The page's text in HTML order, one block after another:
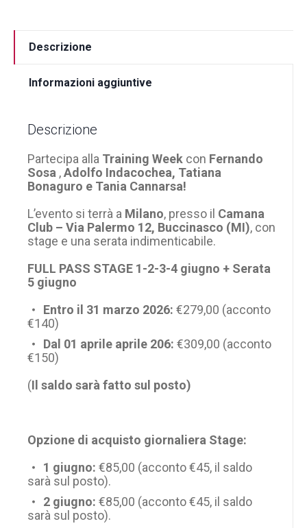
Descrizione
Informazioni aggiuntive
Descrizione
Partecipa alla Training Week con Fernando
Sosa ,Adolfo Indacochea, Tatiana
Bonaguro e Tania Cannarsa!
L’evento si terrà a Milano, presso il Camana
Club – Via Palermo 12, Buccinasco (MI), con
stage e una serata indimenticabile.
FULL PASS STAGE 1-2-3-4 giugno + Serata
5 giugno
Entro il 31 marzo 2026: €279,00 (acconto
€140)
Dal 01 aprile aprile 206: €309,00 (acconto
€150)
(Il saldo sarà fatto sul posto)
Opzione di acquisto giornaliera Stage:
1 giugno: €85,00 (acconto €45, il saldo
sarà sul posto).
2 giugno: €85,00 (acconto €45, il saldo
sarà sul posto).